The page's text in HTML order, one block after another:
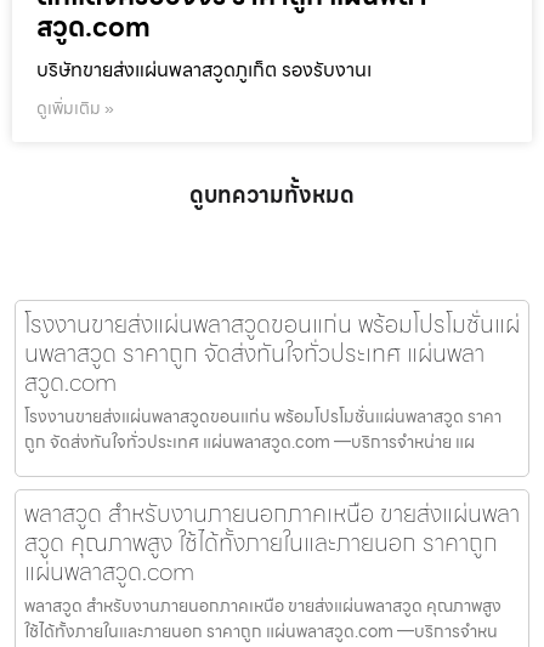
สวูด.com
บริษัทขายส่งแผ่นพลาสวูดภูเก็ต รองรับงานเ
ดูเพิ่มเติม »
ดูบทความทั้งหมด
โรงงานขายส่งแผ่นพลาสวูดขอนแก่น พร้อมโปรโมชั่นแผ่
นพลาสวูด ราคาถูก จัดส่งทันใจทั่วประเทศ แผ่นพลา
สวูด.com
โรงงานขายส่งแผ่นพลาสวูดขอนแก่น พร้อมโปรโมชั่นแผ่นพลาสวูด ราคา
ถูก จัดส่งทันใจทั่วประเทศ แผ่นพลาสวูด.com —บริการจำหน่าย แผ
พลาสวูด สำหรับงานภายนอกภาคเหนือ ขายส่งแผ่นพลา
สวูด คุณภาพสูง ใช้ได้ทั้งภายในและภายนอก ราคาถูก
แผ่นพลาสวูด.com
พลาสวูด สำหรับงานภายนอกภาคเหนือ ขายส่งแผ่นพลาสวูด คุณภาพสูง
ใช้ได้ทั้งภายในและภายนอก ราคาถูก แผ่นพลาสวูด.com —บริการจำหน